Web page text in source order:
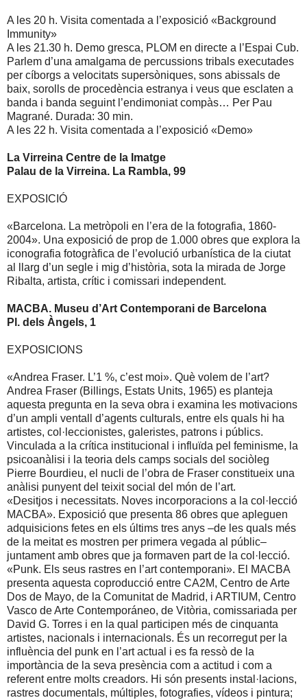
A les 20 h. Visita comentada a l’exposició «Background
Immunity»
A les 21.30 h. Demo gresca, PLOM en directe a l’Espai Cub.
Parlem d’una amalgama de percussions tribals executades
per cíborgs a velocitats supersòniques, sons abissals de
baix, sorolls de procedència estranya i veus que esclaten a
banda i banda seguint l’endimoniat compàs… Per Pau
Magrané. Durada: 30 min.
A les 22 h. Visita comentada a l’exposició «Demo»
La Virreina Centre de la Imatge
Palau de la Virreina. La Rambla, 99
EXPOSICIÓ
«Barcelona. La metròpoli en l’era de la fotografia, 1860-
2004». Una exposició de prop de 1.000 obres que explora la
iconografia fotogràfica de l’evolució urbanística de la ciutat
al llarg d’un segle i mig d’història, sota la mirada de Jorge
Ribalta, artista, crític i comissari independent.
MACBA. Museu d’Art Contemporani de Barcelona
Pl. dels Àngels, 1
EXPOSICIONS
«Andrea Fraser. L’1 %, c’est moi». Què volem de l’art?
Andrea Fraser (Billings, Estats Units, 1965) es planteja
aquesta pregunta en la seva obra i examina les motivacions
d’un ampli ventall d’agents culturals, entre els quals hi ha
artistes, col·leccionistes, galeristes, patrons i públics.
Vinculada a la crítica institucional i influïda pel feminisme, la
psicoanàlisi i la teoria dels camps socials del sociòleg
Pierre Bourdieu, el nucli de l’obra de Fraser constitueix una
anàlisi punyent del teixit social del món de l’art.
«Desitjos i necessitats. Noves incorporacions a la col·lecció
MACBA». Exposició que presenta 86 obres que apleguen
adquisicions fetes en els últims tres anys –de les quals més
de la meitat es mostren per primera vegada al públic–
juntament amb obres que ja formaven part de la col·lecció.
«Punk. Els seus rastres en l’art contemporani». El MACBA
presenta aquesta coproducció entre CA2M, Centro de Arte
Dos de Mayo, de la Comunitat de Madrid, i ARTIUM, Centro
Vasco de Arte Contemporáneo, de Vitòria, comissariada per
David G. Torres i en la qual participen més de cinquanta
artistes, nacionals i internacionals. És un recorregut per la
influència del punk en l’art actual i es fa ressò de la
importància de la seva presència com a actitud i com a
referent entre molts creadors. Hi són presents instal·lacions,
rastres documentals, múltiples, fotografies, vídeos i pintura;